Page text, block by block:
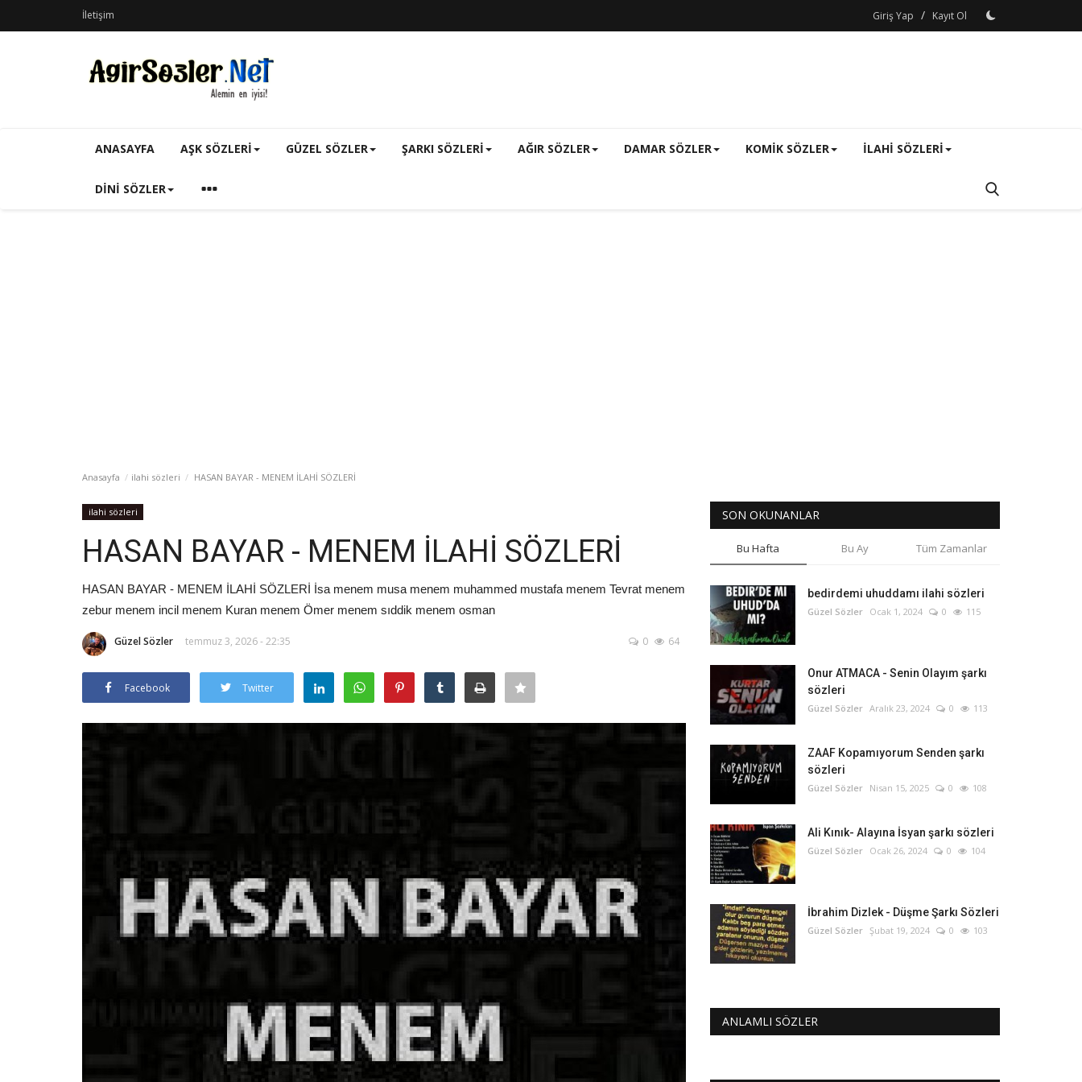
İletişim Giriş Yap / Kayıt Ol
ANASAYFA AŞK SÖZLERI GÜZEL SÖZLER ŞARKI SÖZLERI AĞIR SÖZLER DAMAR SÖZLER KOMIK SÖZLER ILAHI SÖZLERI
DINI SÖZLER
Anasayfa ilahi sözleri HASAN BAYAR - MENEM İLAHİ SÖZLERİ
ilahi sözleri
HASAN BAYAR - MENEM İLAHİ SÖZLERİ
HASAN BAYAR - MENEM İLAHİ SÖZLERİ İsa menem musa menem muhammed mustafa menem Tevrat menem
zebur menem incil menem Kuran menem Ömer menem sıddik menem osman
Güzel Sözler temmuz 3, 2026 - 22:35 0 64
Facebook Twitter
SON OKUNANLAR
Bu Hafta Bu Ay Tüm Zamanlar
bedirdemi uhuddamı ilahi sözleri
Güzel Sözler Ocak 1, 2024 0 115
Onur ATMACA - Senin Olayım şarkı
sözleri
Güzel Sözler Aralık 23, 2024 0 113
ZAAF Kopamıyorum Senden şarkı
sözleri
Güzel Sözler Nisan 15, 2025 0 108
Ali Kınık- Alayına İsyan şarkı sözleri
Güzel Sözler Ocak 26, 2024 0 104
İbrahim Dizlek - Düşme Şarkı Sözleri
Güzel Sözler Şubat 19, 2024 0 103
ANLAMLI SÖZLER